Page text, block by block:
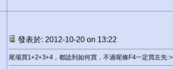
發表於: 2012-10-20 on 13:22
尾場買1+2+3+4，都諗到如何買，不過呢條F4一定買左先:>